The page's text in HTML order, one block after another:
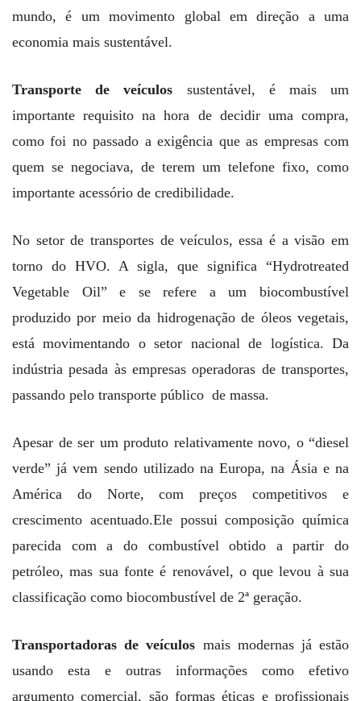
mundo, é um movimento global em direção a uma
economia mais sustentável.
Transporte de veículos sustentável, é mais um
importante requisito na hora de decidir uma compra,
como foi no passado a exigência que as empresas com
quem se negociava, de terem um telefone fixo, como
importante acessório de credibilidade.
No setor de transportes de veículos, essa é a visão em
torno do HVO. A sigla, que significa “Hydrotreated
Vegetable Oil” e se refere a um biocombustível
produzido por meio da hidrogenação de óleos vegetais,
está movimentando o setor nacional de logística. Da
indústria pesada às empresas operadoras de transportes,
passando pelo transporte público de massa.
Apesar de ser um produto relativamente novo, o “diesel
verde” já vem sendo utilizado na Europa, na Ásia e na
América do Norte, com preços competitivos e
crescimento acentuado.Ele possui composição química
parecida com a do combustível obtido a partir do
petróleo, mas sua fonte é renovável, o que levou à sua
classificação como biocombustível de 2ª geração.
Transportadoras de veículos mais modernas já estão
usando esta e outras informações como efetivo
argumento comercial, são formas éticas e profissionais